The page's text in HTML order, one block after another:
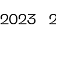
2023